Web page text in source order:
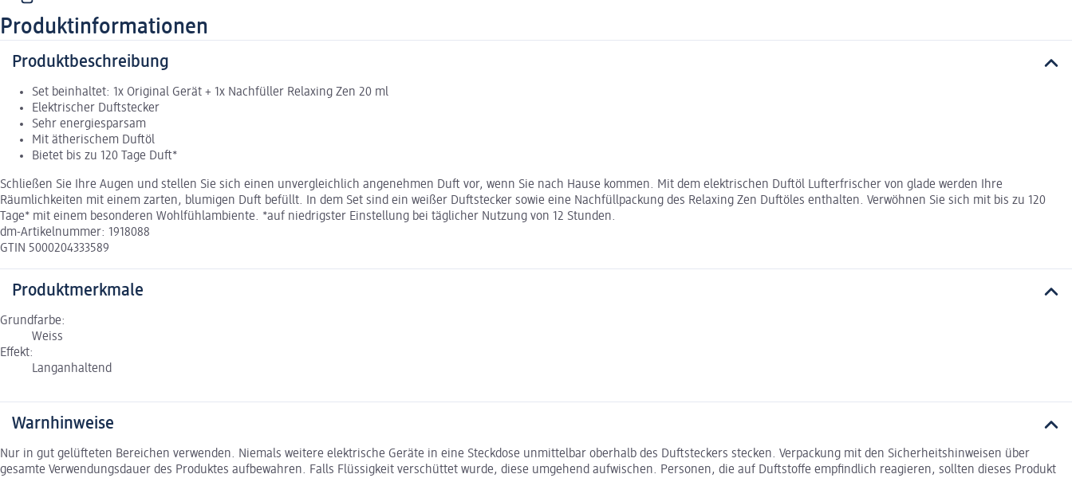
Produktinformationen
Produktbeschreibung
Set beinhaltet: 1x Original Gerät + 1x Nachfüller Relaxing Zen 20 ml
Elektrischer Duftstecker
Sehr energiesparsam
Mit ätherischem Duftöl
Bietet bis zu 120 Tage Duft*
Schließen Sie Ihre Augen und stellen Sie sich einen unvergleichlich angenehmen Duft vor, wenn Sie nach Hause kommen. Mit dem elektrischen Duftöl Lufterfrischer von glade werden Ihre
Räumlichkeiten mit einem zarten, blumigen Duft befüllt. In dem Set sind ein weißer Duftstecker sowie eine Nachfüllpackung des Relaxing Zen Duftöles enthalten. Verwöhnen Sie sich mit bis zu 120
Tage* mit einem besonderen Wohlfühlambiente. *auf niedrigster Einstellung bei täglicher Nutzung von 12 Stunden.
dm-Artikelnummer: 1918088
GTIN 5000204333589
Produktmerkmale
Grundfarbe:
Weiss
Effekt:
Langanhaltend
Warnhinweise
Nur in gut gelüfteten Bereichen verwenden. Niemals weitere elektrische Geräte in eine Steckdose unmittelbar oberhalb des Duftsteckers stecken. Verpackung mit den Sicherheitshinweisen über
gesamte Verwendungsdauer des Produktes aufbewahren. Falls Flüssigkeit verschüttet wurde, diese umgehend aufwischen. Personen, die auf Duftstoffe empfindlich reagieren, sollten dieses Produkt